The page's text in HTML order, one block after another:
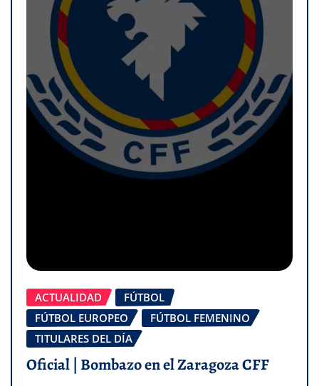
ACTUALIDAD
FÚTBOL
FÚTBOL EUROPEO
FÚTBOL FEMENINO
TITULARES DEL DÍA
Oficial | Bombazo en el Zaragoza CFF